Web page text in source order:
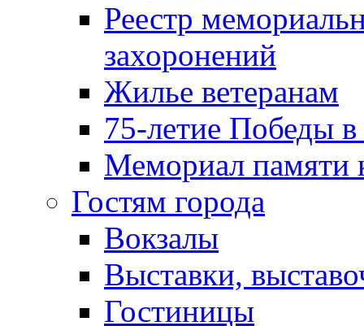
Реестр
захоронений
Жилье ветеранам
75-летие Победы
Мемориал памяти
Гостям города
Вокзалы
Выставки,
Гостиницы